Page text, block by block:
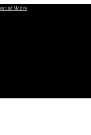
und Motive